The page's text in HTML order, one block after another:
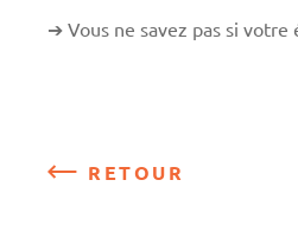
➔ Vous ne savez pas si
RETOUR